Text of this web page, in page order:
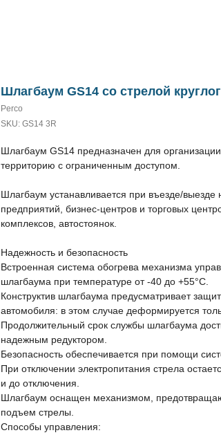
Шлагбаум GS14 со стрелой
Perco
SKU: GS14 3R
Шлагбаум GS14 предназначен для
территорию с ограниченным доступом.
Шлагбаум устанавливается при въезде/
предприятий, бизнес-центров и торговых
комплексов, автостоянок.
Надежность и безопасность
Встроенная система обогрева механизма
шлагбаума при температуре от -40 до +55°C.
Конструктив шлагбаума предусматривает
автомобиля: в этом случае деформируется
Продолжительный срок службы шлагбаума
надежным редуктором.
Безопасность обеспечивается при помощи
При отключении электропитания стрела
и до отключения.
Шлагбаум оснащен механизмом,
подъем стрелы.
Способы управления: